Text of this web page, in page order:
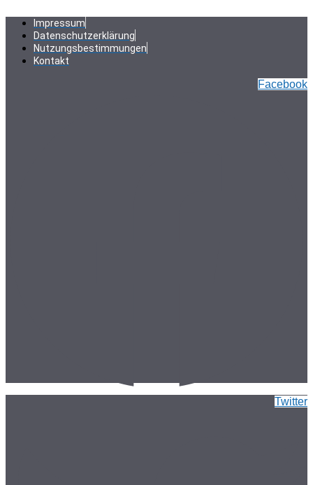
Inhalt
springen
Impressum
Datenschutzerklärung
Nutzungsbestimmungen
Kontakt
Facebook
Twitter